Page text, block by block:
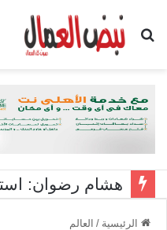
بحث
الرئيسية / العالم